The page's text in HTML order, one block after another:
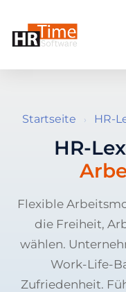
Startseite › HR-
HR-
Flexible
die Freiheit,
wählen.
Work-Life-
Zufriedenheit.